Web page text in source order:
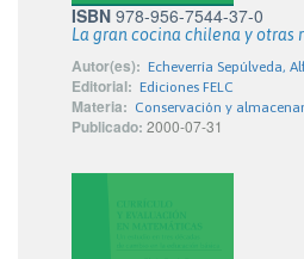
ISBN 978-956-7544-37-0
La gran cocina chilena y otras
Autor(es): Echeverría Sepúlveda,
Editorial: Ediciones FELC
Materia: Conservación y
Publicado: 2000-07-31